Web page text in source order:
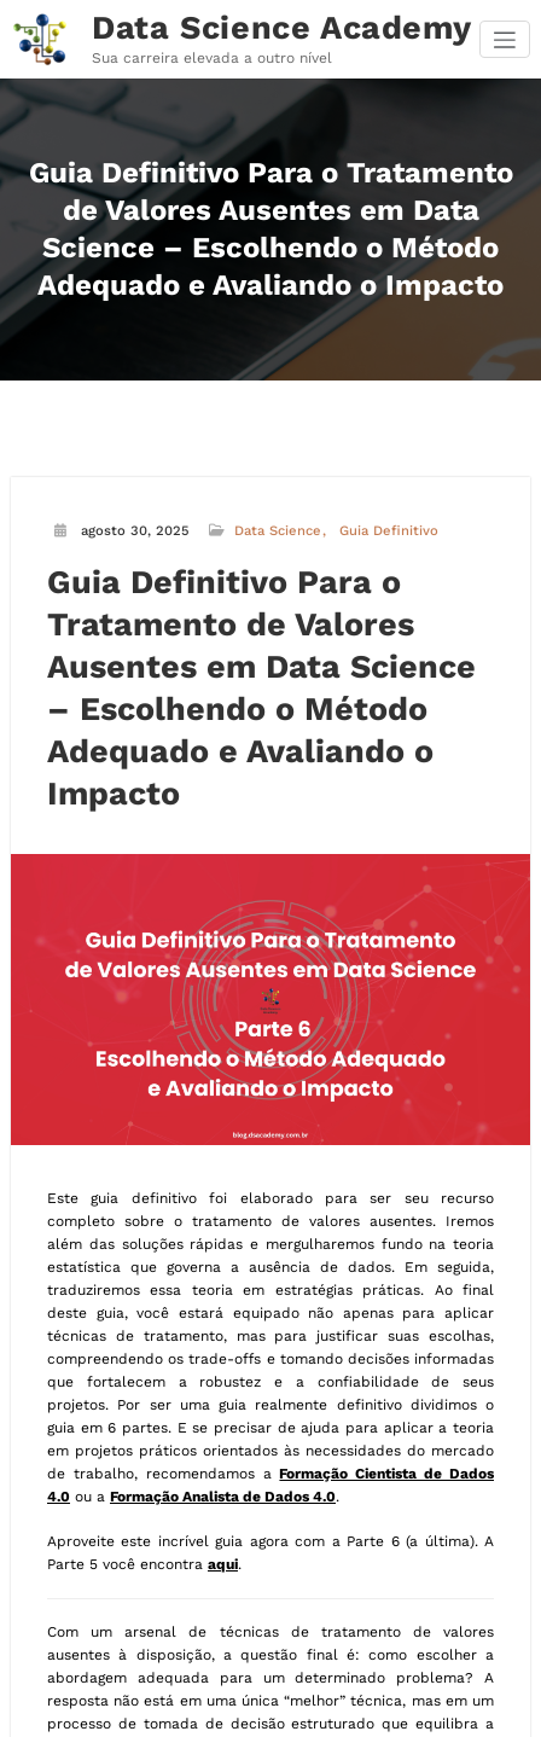
para
conteúdo
Data Science Academy
Sua carreira elevada a outro nível
Guia Definitivo Para o Tratamento
de Valores Ausentes em Data
Science – Escolhendo o Método
Adequado e Avaliando o Impacto
agosto 30, 2025 Data Science Guia Definitivo
Guia Definitivo Para o
Tratamento de Valores
Ausentes em Data Science
– Escolhendo o Método
Adequado e Avaliando o
Impacto
Este guia definitivo foi elaborado para ser seu recurso
completo sobre o tratamento de valores ausentes. Iremos
além das soluções rápidas e mergulharemos fundo na teoria
estatística que governa a ausência de dados. Em seguida,
traduziremos essa teoria em estratégias práticas. Ao final
deste guia, você estará equipado não apenas para aplicar
técnicas de tratamento, mas para justificar suas escolhas,
compreendendo os trade-offs e tomando decisões informadas
que fortalecem a robustez e a confiabilidade de seus
projetos. Por ser uma guia realmente definitivo dividimos o
guia em 6 partes. E se precisar de ajuda para aplicar a teoria
em projetos práticos orientados às necessidades do mercado
de trabalho, recomendamos aFormação Cientista de Dados
4.0 ou a Formação Analista de Dados 4.0.
Aproveite este incrível guia agora com a Parte 6 (a última). A
Parte 5 você encontra aqui.
Com um arsenal de técnicas de tratamento de valores
ausentes à disposição, a questão final é: como escolher a
abordagem adequada para um determinado problema? A
resposta não está em uma única “melhor” técnica, mas em um
processo de tomada de decisão estruturado que equilibra a